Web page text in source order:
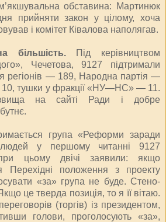
обс­тавина: Мартинюк
прийняти закон у цілому, хоча
і комітет Ківалова наполягав.
більшість.Під керівництвом
Чечетова, 9127 підтримали
регіонів — 189, Народна партія —
10, тушки у фракції «НУ—НС» — 11.
на сайті Ради і добре
група «Реформи заради
у першому читанні 9127
цьому двічі заявили: якщо
Перехідні положення з проекту
«за» група не буде. Стено­
це тверда позиція, то я її вітаю.
(торгів) із президентом,
голови, проголосують «за»,